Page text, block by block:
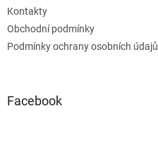
Kontakty
Obchodní podmínky
Podmínky ochrany osobních údajů
Facebook